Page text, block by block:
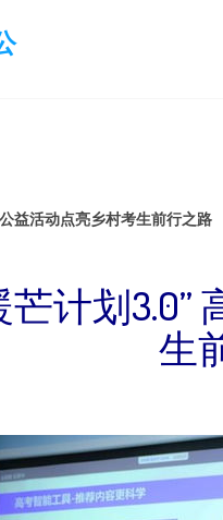
益活动点亮乡村考生前行之路
芒计划
生